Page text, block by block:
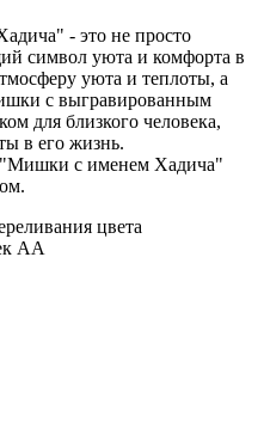
- это не просто
символ уюта и комфорта в
уюта и теплоты, а
с выгравированным
для близкого человека,
в его жизнь.
"Мишки с именем Хадича"
цвета
АА